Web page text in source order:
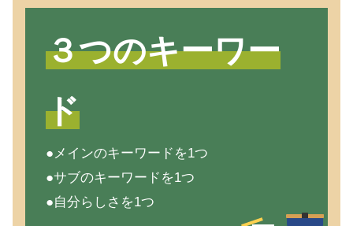
３つのキーワー
ド
●メインのキーワードを1つ
●サブのキーワードを1つ
●自分らしさを1つ